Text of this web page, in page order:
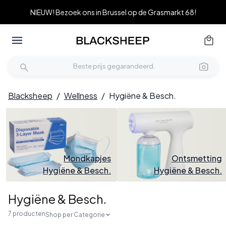
NIEUW! Bezoek ons in Brussel op de Grasmarkt 68!
Blacksheep / Wellness / Hygiëne & Besch.
Mondkapjes
Hygiëne & Besch.
Ontsmetting
Hygiëne & Besch.
Hygiëne & Besch.
7 productenShop per Categorie